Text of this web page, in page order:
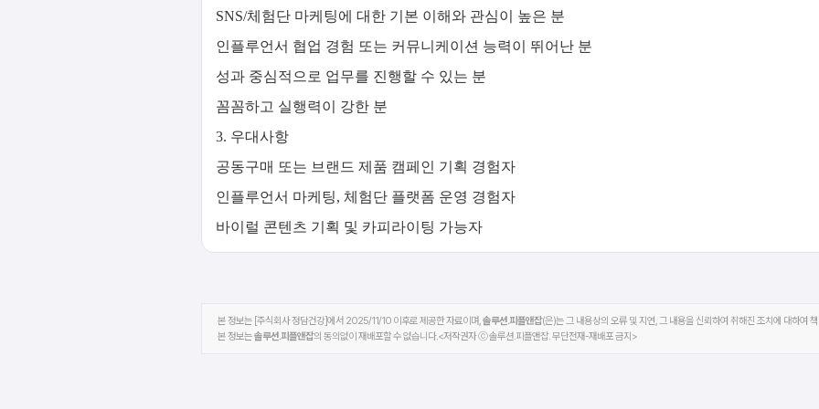
SNS/체험단 마케팅에 대한 기본 이해와 관심이 높은 분
인플루언서 협업 경험 또는 커뮤니케이션 능력이 뛰어난 분
성과 중심적으로 업무를 진행할 수 있는 분
꼼꼼하고 실행력이 강한 분
3. 우대사항
공동구매 또는 브랜드 제품 캠페인 기획 경험자
인플루언서 마케팅, 체험단 플랫폼 운영 경험자
바이럴 콘텐츠 기획 및 카피라이팅 가능자
본 정보는 [주식회사 정담건강]에서 2025/11/10 이후로 제공한 자료이며, 솔루션.피플앤잡(은)는 그 내용상의 오류 및 지연, 그 내용을 신뢰하여 취해진 조치에 대하여
본 정보는솔루션.피플앤잡의 동의없이 재배포할 수 없습니다.<저작권자 ⓒ 솔루션.피플앤잡. 무단전재-재배포 금지>